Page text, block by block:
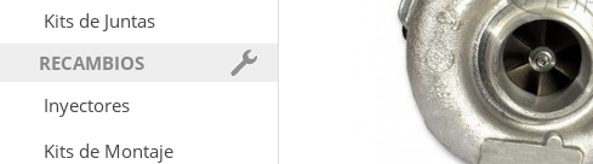
Kits de Juntas
RECAMBIOS
Inyectores
Kits de Montaje